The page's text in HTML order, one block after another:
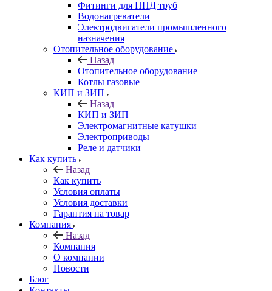
Фитинги для ПНД труб
Водонагреватели
Электродвигатели промышленного
назначения
Отопительное оборудование
Назад
Отопительное оборудование
Котлы газовые
КИП и ЗИП
Назад
КИП и ЗИП
Электромагнитные катушки
Электроприводы
Реле и датчики
Как купить
Назад
Как купить
Условия оплаты
Условия доставки
Гарантия на товар
Компания
Назад
Компания
О компании
Новости
Блог